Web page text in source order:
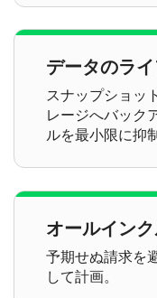
データのラ
スナップショッ
レージへバック
ルを最小限に抑制
オールイン
予期せぬ請求を
して計画。